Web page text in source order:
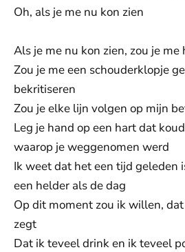
Oh, als je me nu kon zien
Als je me nu kon zien, zou je me
Zou je me een schouderklopje
bekritiseren
Zou je elke lijn volgen op mijn
Leg je hand op een hart dat
waarop je weggenomen werd
Ik weet dat het een tijd geleden
een helder als de dag
Op dit moment zou ik willen,
zegt
Dat ik teveel drink en ik teveel